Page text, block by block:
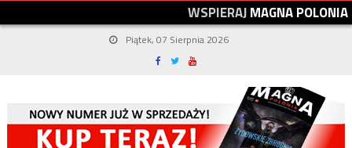
WSPIERAJMAGNAPOLONIA
Piątek, 07 Sierpnia 2026